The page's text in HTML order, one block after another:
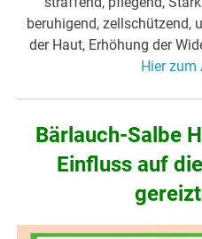
beruhigend, zellschützend,
der Haut, Erhöhung der
Hier zum
Bärlauch-Salbe
Einfluss auf